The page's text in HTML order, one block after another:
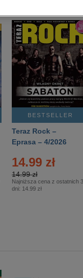
BESTSELLER
Teraz Rock –
Eprasa – 4/2026
14.99 zł
14.99 zł
Najniższa cena z ostatnich
dni: 14.99 zł